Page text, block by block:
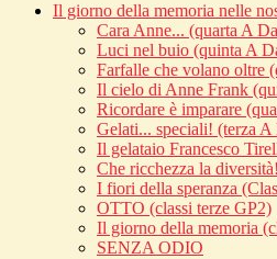
Il giorno della memoria nelle
Cara Anne... (quarta A
Luci nel buio (quinta A
Farfalle che volano oltre
Il cielo di Anne Frank
Ricordare è imparare
Gelati... speciali! (terza
Il gelataio Francesco
Che ricchezza la
I fiori della speranza
OTTO (classi terze GP2)
Il giorno della memoria
SENZA ODIO